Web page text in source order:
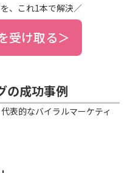
、これ1本で解決／
受け取る＞
の成功事例
表的なバイラルマーケティ